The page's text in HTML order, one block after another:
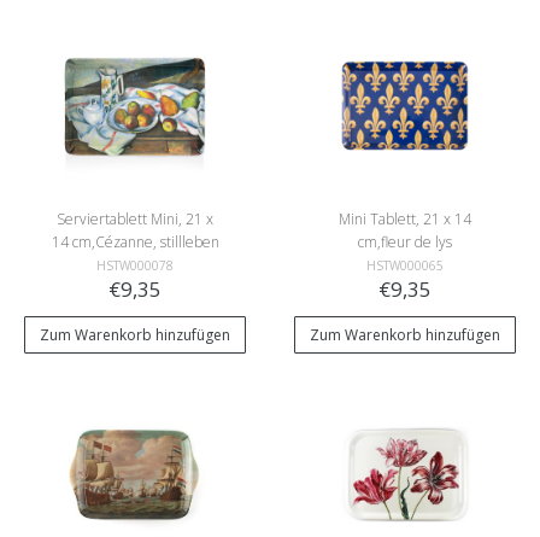
Serviertablett Mini, 21 x
14 cm,Cézanne, stillleben
mit Pfirsichen und Birnen
HSTW000078
€9,35
Zum Warenkorb hinzufügen
Mini Tablett, 21 x 14
cm,fleur de lys
HSTW000065
€9,35
Zum Warenkorb hinzufügen